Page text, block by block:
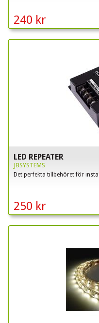
240 kr
LED REPEATER
250 kr
JBSYSTEMS
Det perfekta tillbehöret för